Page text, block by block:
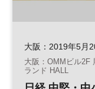
大阪：2019年5月
大阪：OMMビル2F
ランド HALL